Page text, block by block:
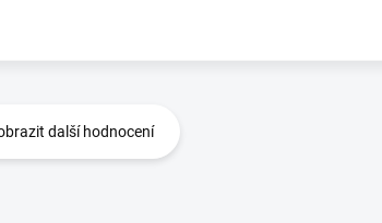
další hodnocení